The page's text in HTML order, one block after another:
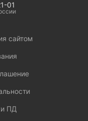
01
сайтом
ПД